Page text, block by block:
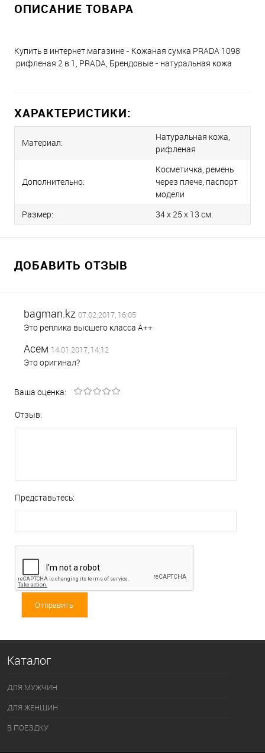
ОПИСАНИЕ ТОВАРА
Купить в интернет магазине - Кожаная сумка PRADA 1098
рифленая 2 в 1, PRADA, Брендовые - натуральная кожа
ХАРАКТЕРИСТИКИ:
Материал:
Натуральная кожа,
рифленая
Дополнительно:
Косметичка, ремень
через плече, паспорт
модели
Размер:
34 x 25 x 13 см.
ДОБАВИТЬ ОТЗЫВ
bagman.kz 07.02.2017, 16:05
Это реплика высшего класса A++
Асем 14.01.2017, 14:12
Это оригинал?
Ваша оценка:
Отзыв:
Представьтесь:
Каталог
ДЛЯ МУЖЧИН
ДЛЯ ЖЕНЩИН
В ПОЕЗДКУ